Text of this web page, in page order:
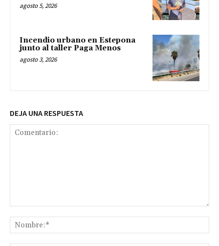
agosto 5, 2026
Incendio urbano en Estepona
junto al taller Paga Menos
agosto 3, 2026
DEJA UNA RESPUESTA